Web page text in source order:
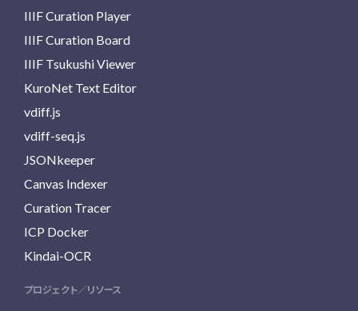
IIIF Curation Player
IIIF Curation Board
IIIF Tsukushi Viewer
KuroNet Text Editor
vdiff.js
vdiff-seq.js
JSONkeeper
Canvas Indexer
Curation Tracer
ICP Docker
Kindai-OCR
プロジェクト／リソース